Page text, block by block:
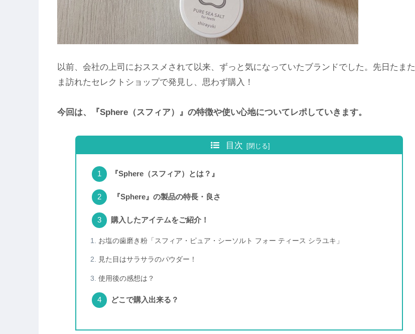
以前、会社の上司におススメされて以来、ずっと気になっていたブランドでした。先日たまた
ま訪れたセレクトショップで発見し、思わず購入！
今回は、『Sphere（スフィア）』の特徴や使い心地についてレポしていきます。
目次
『Sphere（スフィア）とは？』
『Sphere』の製品の特長・良さ
購入したアイテムをご紹介！
お塩の歯磨き粉「スフィア・ピュア・シーソルト フォー ティース シラユキ」
見た目はサラサラのパウダー！
使用後の感想は？
どこで購入出来る？